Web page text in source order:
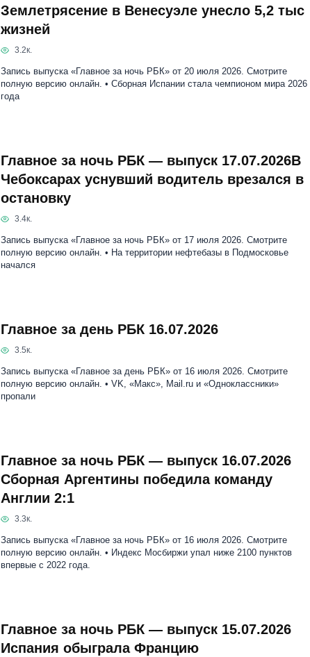
Землетрясение в Венесуэле унесло 5,2 тыс
жизней
3.2к.
Запись выпуска «Главное за ночь РБК» от 20 июля 2026. Смотрите
полную версию онлайн. • Сборная Испании стала чемпионом мира 2026
года
Главное за ночь РБК — выпуск 17.07.2026В
Чебоксарах уснувший водитель врезался в
остановку
3.4к.
Запись выпуска «Главное за ночь РБК» от 17 июля 2026. Смотрите
полную версию онлайн. • На территории нефтебазы в Подмосковье
начался
Главное за день РБК 16.07.2026
3.5к.
Запись выпуска «Главное за день РБК» от 16 июля 2026. Смотрите
полную версию онлайн. • VK, «Макс», Mail.ru и «Одноклассники»
пропали
Главное за ночь РБК — выпуск 16.07.2026
Сборная Аргентины победила команду
Англии 2:1
3.3к.
Запись выпуска «Главное за ночь РБК» от 16 июля 2026. Смотрите
полную версию онлайн. • Индекс Мосбиржи упал ниже 2100 пунктов
впервые с 2022 года.
Главное за ночь РБК — выпуск 15.07.2026
Испания обыграла Францию